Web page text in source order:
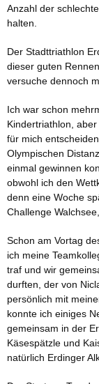
Anzahl der
halten.
Der Stadttriathlon
dieser guten
versuche dennoch
Ich war schon
Kindertriathlon,
für mich
Olympischen
einmal gewinnen
obwohl ich den
denn eine Woche
Challenge
Schon am Vortag
ich meine
traf und wir
durften, der von
persönlich mit
konnte ich einiges
gemeinsam in der
Käsespätzle und
natürlich Erdinger